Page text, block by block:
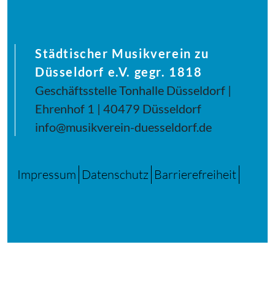
Städtischer Musikverein zu
Düsseldorf e.V. gegr. 1818
Geschäftsstelle Tonhalle Düsseldorf |
Ehrenhof 1 | 40479 Düsseldorf
info@musikverein-duesseldorf.de
Impressum Datenschutz Barrierefreiheit